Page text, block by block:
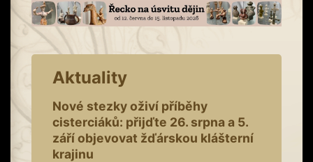
Aktuality
Nové stezky oživí příběhy
cisterciáků: přijďte 26. srpna a 5.
září objevovat žďárskou klášterní
krajinu